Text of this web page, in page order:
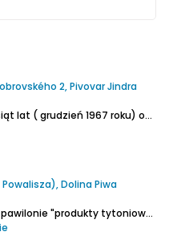
2, Pivovar Jindra
Minęło już prawie sześćdziesiąt lat ( grudzień 1967 roku) od zamknięcia ówczesnego browaru państwowego w mieście Jindřichův Hradec.
Powalisza), Dolina Piwa
Generalnie napisane jest na pawilonie "produkty tytoniowe", ale jeśli chodzi o wybór piw, to jeden z najlepszych w Bydgoszczy. Wszystko ładnie podzielone na konkretnie browary. Polecam.